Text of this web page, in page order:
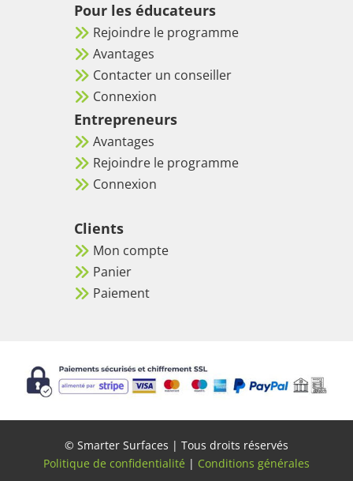
Pour les éducateurs
Rejoindre le programme
Avantages
Contacter un conseiller
Connexion
Entrepreneurs
Avantages
Rejoindre le programme
Connexion
Clients
Mon compte
Panier
Paiement
© Smarter Surfaces | Tous droits réservés
Politique de confidentialité | Conditions générales